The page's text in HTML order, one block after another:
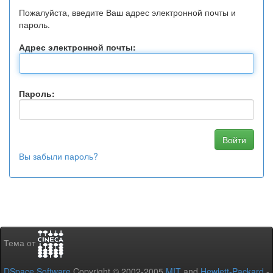
Пожалуйста, введите Ваш адрес электронной почты и
пароль.
Адрес электронной почты:
Пароль:
Вы забыли пароль?
Тема от